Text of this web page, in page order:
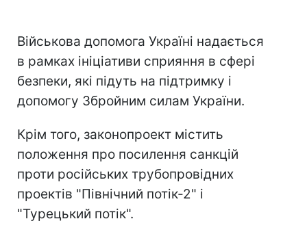
Військова допомога Україні надається
в рамках ініціативи сприяння в сфері
безпеки, які підуть на підтримку і
допомогу Збройним силам України.
Крім того, законопроект містить
положення про посилення санкцій
проти російських трубопровідних
проектів "Північний потік-2" і
"Турецький потік".